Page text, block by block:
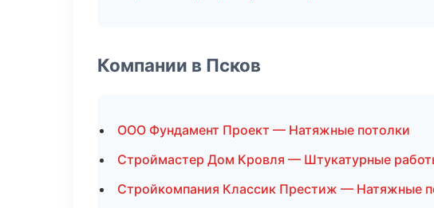
Компании в Псков
ООО Фундамент Проект — Натяжные потолки
Строймастер Дом Кровля — Штукатурные
Стройкомпания Классик Престиж — Натяжные